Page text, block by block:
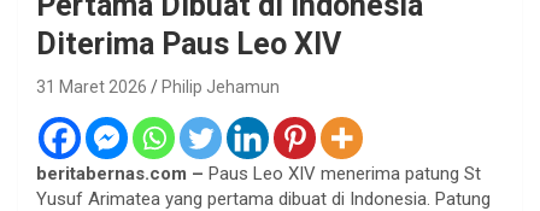
Diterima Paus Leo XIV
31 Maret 2026 Philip Jehamun
beritabernas.com – Paus Leo XIV menerima patung St
Yusuf Arimatea yang pertama dibuat di Indonesia. Patung